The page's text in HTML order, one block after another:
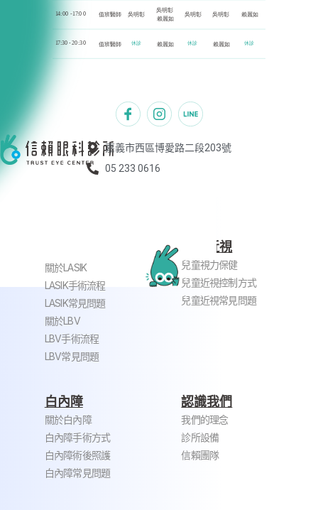
嘉義市西區博愛路二段203號
05 233 0616
關於LASIK
LASIK手術流程
LASIK常見問題
關於LBV
LBV手術流程
LBV常見問題
兒童近視
兒童視力保健
兒童近視控制方式
兒童近視常見問題
白內障
關於白內障
白內障手術方式
白內障術後照護
白內障常見問題
認識我們
我們的理念
診所設備
信賴團隊